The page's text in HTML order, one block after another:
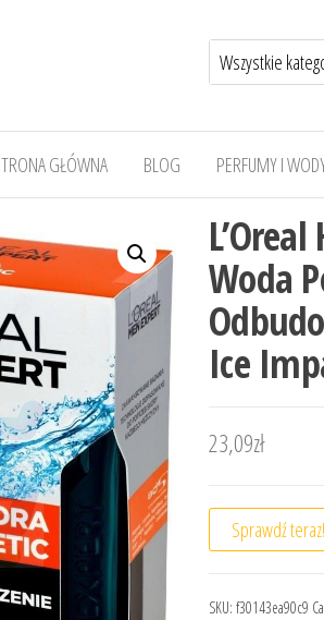
GŁÓWNA BLOG PERFUMY I
Woda
Ice
23,09zł
Sprawdź teraz!
SKU: f30143ea90c9